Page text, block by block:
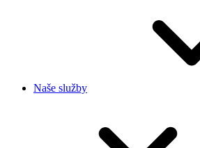
Naše služby